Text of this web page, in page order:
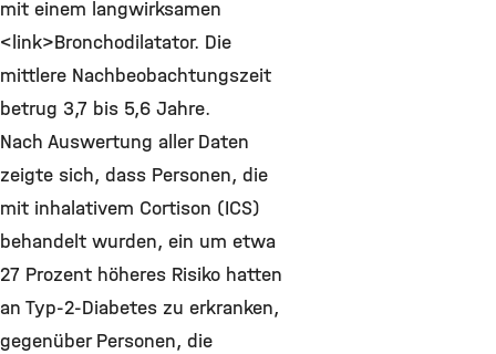
mit einem langwirksamen
<link>Bronchodilatator. Die
mittlere Nachbeobachtungszeit
betrug 3,7 bis 5,6 Jahre.
Nach Auswertung aller Daten
zeigte sich, dass Personen, die
mit inhalativem Cortison (ICS)
behandelt wurden, ein um etwa
27 Prozent höheres Risiko hatten
an Typ-2-Diabetes zu erkranken,
gegenüber Personen, die